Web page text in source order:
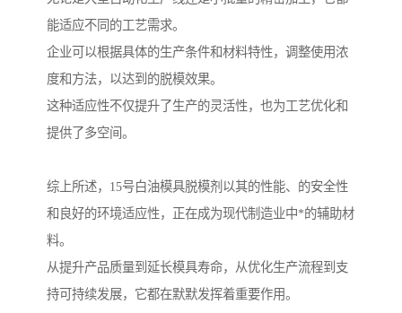
能适应不同的工艺需求。
企业可以根据具体的生产条件和材料特性，调整使用浓
度和方法，以达到的脱模效果。
这种适应性不仅提升了生产的灵活性，也为工艺优化和
提供了多空间。
综上所述，15号白油模具脱模剂以其的性能、的安全性
和良好的环境适应性，正在成为现代制造业中*的辅助材
料。
从提升产品质量到延长模具寿命，从优化生产流程到支
持可持续发展，它都在默默发挥着重要作用。